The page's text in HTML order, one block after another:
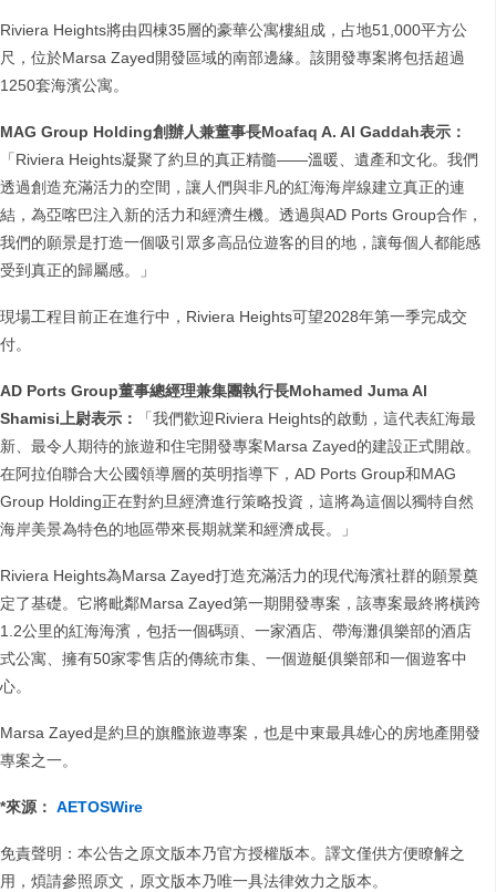
Riviera Heights將由四棟35層的豪華公寓樓組成，占地51,000平方公
尺，位於Marsa Zayed開發區域的南部邊緣。該開發專案將包括超過
1250套海濱公寓。
MAG Group Holding創辦人兼董事長Moafaq A. Al Gaddah表示：
「Riviera Heights凝聚了約旦的真正精髓——溫暖、遺產和文化。我們
透過創造充滿活力的空間，讓人們與非凡的紅海海岸線建立真正的連
結，為亞喀巴注入新的活力和經濟生機。透過與AD Ports Group合作，
我們的願景是打造一個吸引眾多高品位遊客的目的地，讓每個人都能感
受到真正的歸屬感。」
現場工程目前正在進行中，Riviera Heights可望2028年第一季完成交
付。
AD Ports Group董事總經理兼集團執行長Mohamed Juma Al
Shamisi上尉表示：
「我們歡迎Riviera Heights的啟動，這代表紅海最
新、最令人期待的旅遊和住宅開發專案Marsa Zayed的建設正式開啟。
在阿拉伯聯合大公國領導層的英明指導下，AD Ports Group和MAG
Group Holding正在對約旦經濟進行策略投資，這將為這個以獨特自然
海岸美景為特色的地區帶來長期就業和經濟成長。」
Riviera Heights為Marsa Zayed打造充滿活力的現代海濱社群的願景奠
定了基礎。它將毗鄰Marsa Zayed第一期開發專案，該專案最終將橫跨
1.2公里的紅海海濱，包括一個碼頭、一家酒店、帶海灘俱樂部的酒店
式公寓、擁有50家零售店的傳統市集、一個遊艇俱樂部和一個遊客中
心。
Marsa Zayed是約旦的旗艦旅遊專案，也是中東最具雄心的房地產開發
專案之一。
*來源： AETOSWire
免責聲明：本公告之原文版本乃官方授權版本。譯文僅供方便瞭解之
用，煩請參照原文，原文版本乃唯一具法律效力之版本。